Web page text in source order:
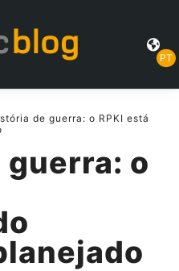
PT
de guerra: o RPKI está
o